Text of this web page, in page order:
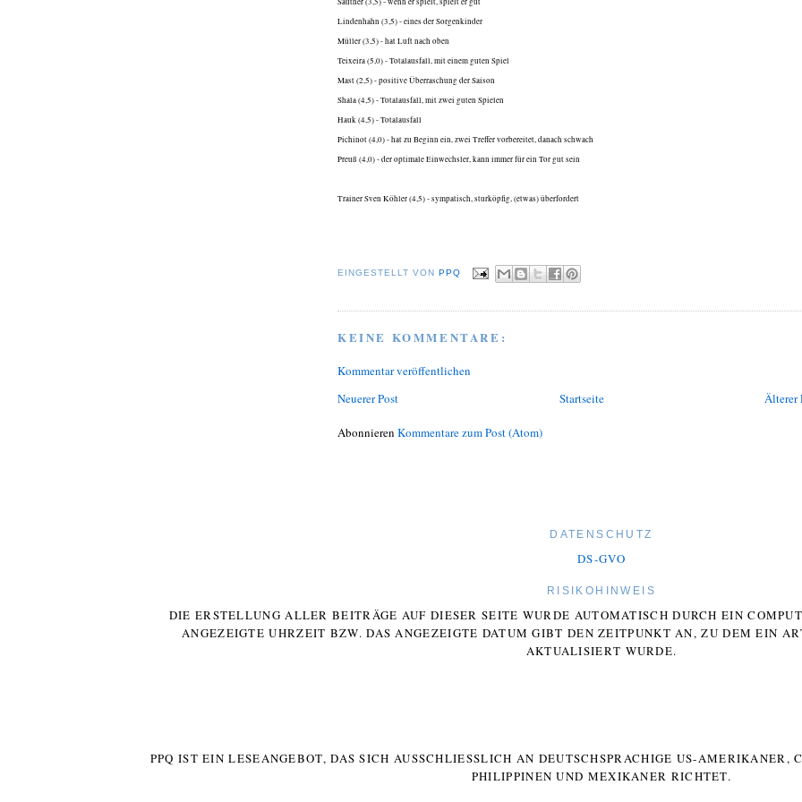
Lindenhahn (3,5) - eines derSorgenkinder
Müller (3,5) - hat Luft nach oben
Teixeira (5,0) - Totalausfall, mit einem guten Spiel
Mast (2,5) - positive Überraschung der Saison
Shala (4,5) - Totalausfall, mit zwei guten Spielen
Hauk (4,5) - Totalausfall
Pichinot (4,0) - hat zu Beginn ein, zwei Treffer vorbereitet, danach schwach
Preuß (4,0) - der optimale Einwechsler, kann immer für ein Tor gut sein
Trainer Sven Köhler (4,5) - sympatisch, sturköpfig, (etwas) überfordert
EINGESTELLT VON PPQ
KEINE KOMMENTARE:
Kommentar veröffentlichen
Neuerer Post
Älterer
Startseite
Abonnieren Kommentare zum Post (Atom)
DATENSCHUTZ
DS-GVO
RISIKOHINWEIS
DIE ERSTELLUNG ALLER BEITRÄGE AUF DIESER SEITE WURDE AUTOMATISCH DURCH EIN
ANGEZEIGTE UHRZEIT BZW. DAS ANGEZEIGTE DATUM GIBT DEN ZEITPUNKT AN, ZU DEM EIN
AKTUALISIERT WURDE.
PPQ IST EIN LESEANGEBOT, DAS SICH AUSSCHLIESSLICH AN DEUTSCHSPRACHIGE US-AMERIKANER,
HILIPPINEN UND MEXIKANER RICHTET.